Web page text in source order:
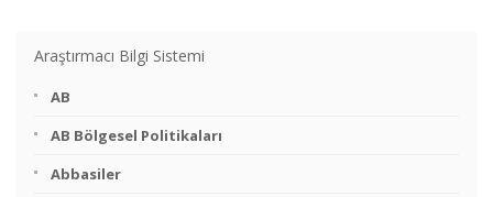
Araştırmacı Bilgi Sistemi
AB
AB Bölgesel Politikaları
Abbasiler